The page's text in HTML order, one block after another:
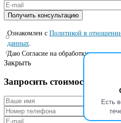
Есть
Ознакомлен с Политикой в
данных
Даю Согласие на обработку
Закрыть
Запросить стоимость по